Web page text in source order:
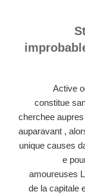
Active
constitue
cherchee
auparavant ,
unique causes
e
amoureuses
de la capitale